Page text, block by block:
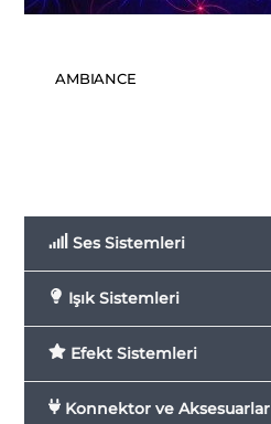
AMBIANCE
Ses Sistemleri
Işık Sistemleri
Efekt Sistemleri
Konnektor ve Aksesuarlar